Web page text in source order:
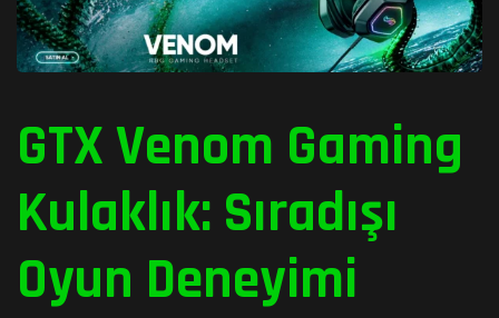
GTX Venom Gaming
Kulaklık: Sıradışı
Oyun Deneyimi